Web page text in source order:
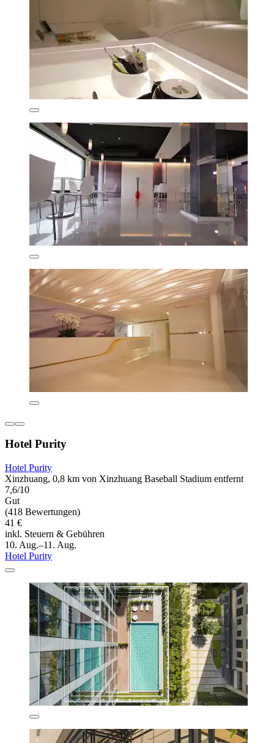
Hotel Purity
Hotel Purity
Xinzhuang, 0,8 km von Xinzhuang Baseball Stadium entfernt
7,6/10
Gut
(418 Bewertungen)
41 €
inkl. Steuern & Gebühren
10. Aug.–11. Aug.
Hotel Purity